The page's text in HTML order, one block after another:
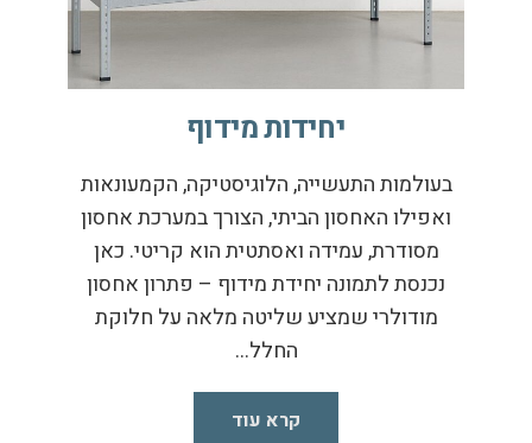
יחידות מידוף
בעולמות התעשייה, הלוגיסטיקה, הקמעונאות
ואפילו האחסון הביתי, הצורך במערכת אחסון
מסודרת, עמידה ואסתטית הוא קריטי. כאן
נכנסת לתמונה יחידת מידוף – פתרון אחסון
מודולרי שמציע שליטה מלאה על חלוקת
החלל…
קרא עוד